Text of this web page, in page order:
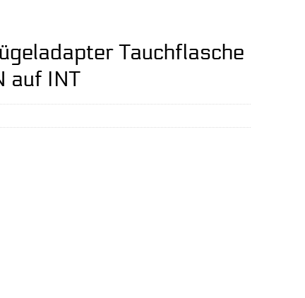
Tauchflasche
auf INT